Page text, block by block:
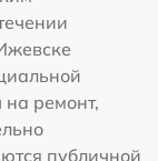
ремонт,
публичной